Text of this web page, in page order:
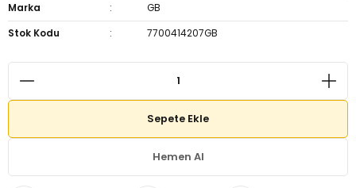
Marka
GB
Stok Kodu
7700414207GB
Sepete Ekle
Hemen Al